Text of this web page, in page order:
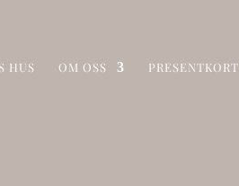
HUS OM OSS PRESENTKORT